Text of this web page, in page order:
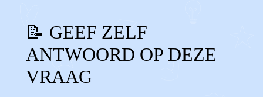
📝 GEEF ZELF
ANTWOORD OP DEZE
VRAAG